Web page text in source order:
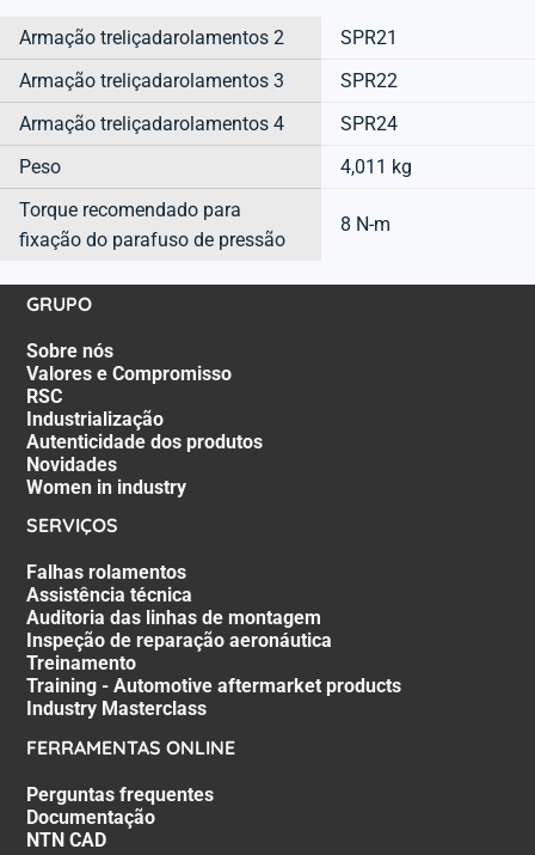
Armação treliçadarolamentos 2
SPR21
Armação treliçadarolamentos 3
SPR22
Armação treliçadarolamentos 4
SPR24
Peso
4,011 kg
Torque recomendado para
fixação do parafuso de pressão
8 N-m
GRUPO
Sobre nós
Valores e Compromisso
RSC
Industrialização
Autenticidade dos produtos
Novidades
Women in industry
SERVIÇOS
Falhas rolamentos
Assistência técnica
Auditoria das linhas de montagem
Inspeção de reparação aeronáutica
Treinamento
Training - Automotive aftermarket products
Industry Masterclass
FERRAMENTAS ONLINE
Perguntas frequentes
Documentação
NTN CAD